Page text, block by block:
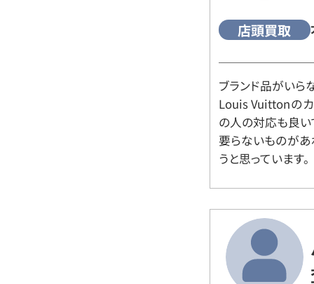
店頭買取
ブランド品がいら
Louis Vuittonの
の人の対応も良い
要らないものがあ
うと思っています。